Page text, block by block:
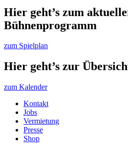
Hier geht’s zum
Bühnenprogramm
zum Spielplan
Hier geht’s zur
zum Kalender
Kontakt
Jobs
Vermietung
Presse
Shop